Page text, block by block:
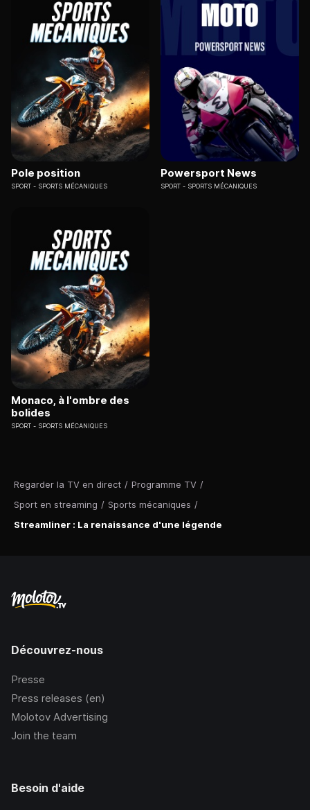
Regarder la TV en direct / Programme TV /
Sport en streaming / Sports mécaniques /
Streamliner : La renaissance d'une légende
Pole position
SPORT SPORTS MÉCANIQUES
Powersport News
SPORT SPORTS MÉCANIQUES
Monaco, à l'ombre des
bolides
SPORT SPORTS MÉCANIQUES
Découvrez-nous
Presse
Press releases (en)
Molotov Advertising
Join the team
Besoin d'aide